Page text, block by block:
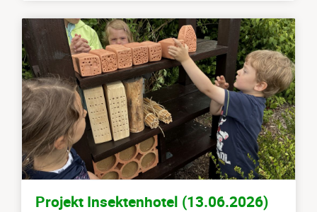
Projekt Insektenhotel (13.06.2026)